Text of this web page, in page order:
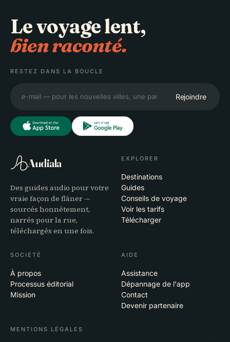
Le voyage lent,
bien raconté.
RESTEZ DANS LA BOUCLE
Rejoindre
Audiala
Des guides audio pour votre
vraie façon de flâner —
sourcés honnêtement,
narrés pour la rue,
téléchargés en une fois.
EXPLORER
Destinations
Guides
Conseils de voyage
Voir les tarifs
Télécharger
SOCIÉTÉ
À propos
Processus éditorial
Mission
AIDE
Assistance
Dépannage de l'app
Contact
Devenir partenaire
MENTIONS LÉGALES